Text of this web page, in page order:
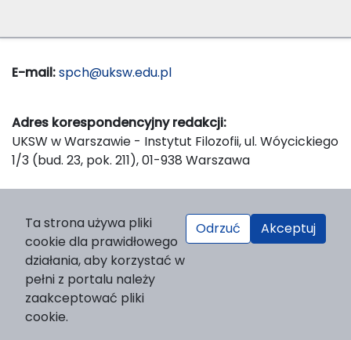
E-mail:spch@uksw.edu.pl
Adres korespondencyjny redakcji:
UKSW w Warszawie - Instytut Filozofii, ul. Wóycickiego
1/3 (bud. 23, pok. 211), 01-938 Warszawa
Wydawnictwo Naukowe UKSW, ul. Dewajtis 5, domek
nr 2, 01-815 Warszawa
Strona WWW Wydawnictwa
e-mail: wydawnictwo@uksw.edu.pl
Ta strona używa pliki
cookie dla prawidłowego
działania, aby korzystać w
pełni z portalu należy
zaakceptować pliki
cookie.
Odrzuć Akceptuj